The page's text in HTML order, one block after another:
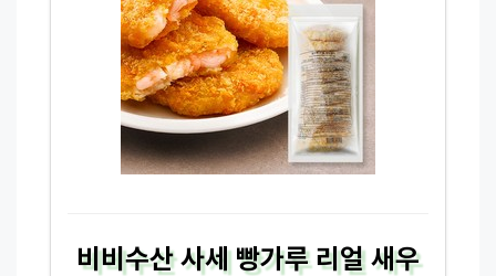
비비수산 사세 빵가루 리얼 새우